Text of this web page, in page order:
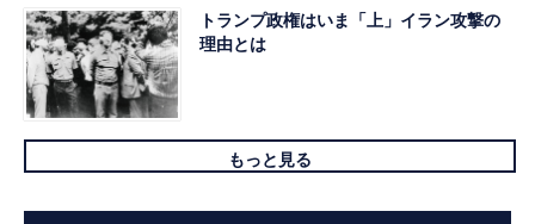
トランプ政権はいま「上」イラン攻撃の
理由とは
もっと見る